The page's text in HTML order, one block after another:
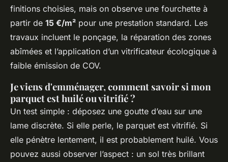
finitions choisies, mais on observe une fourchette à
partir de 15 €/m² pour une prestation standard. Les
travaux incluent le ponçage, la réparation des zones
abîmées et l’application d’un vitrificateur écologique à
faible émission de COV.
Je viens d'emménager, comment savoir si mon
parquet est huilé ou vitrifié ?
Un test simple : déposez une goutte d’eau sur une
lame discrète. Si elle perle, le parquet est vitrifié. Si
elle pénètre lentement, il est probablement huilé. Vous
pouvez aussi observer l’aspect : un sol très brillant